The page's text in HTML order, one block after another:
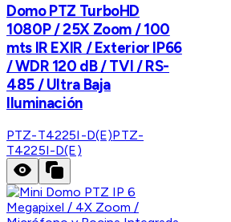
Domo PTZ TurboHD
1080P / 25X Zoom / 100
mts IR EXIR / Exterior IP66
/ WDR 120 dB / TVI / RS-
485 / Ultra Baja
Iluminación
PTZ-T4225I-D(E)PTZ-
T4225I-D(E)